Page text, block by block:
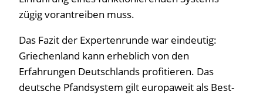
zügig vorantreiben muss.
Das Fazit der Expertenrunde war eindeutig:
Griechenland kann erheblich von den
Erfahrungen Deutschlands profitieren. Das
deutsche Pfandsystem gilt europaweit als Best-